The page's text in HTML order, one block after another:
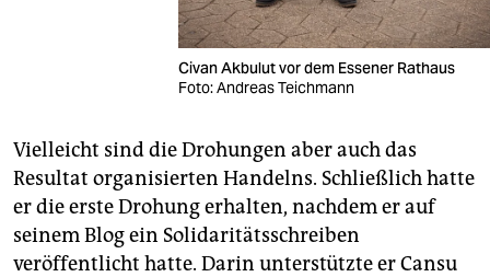
Civan Akbulut vor dem Essener Rathaus
Foto: Andreas Teichmann
Vielleicht sind die Drohungen aber auch das
Resultat organisierten Handelns. Schließlich hatte
er die erste Drohung erhalten, nachdem er auf
seinem Blog ein Solidaritätsschreiben
veröffentlicht hatte. Darin unterstützte er Cansu